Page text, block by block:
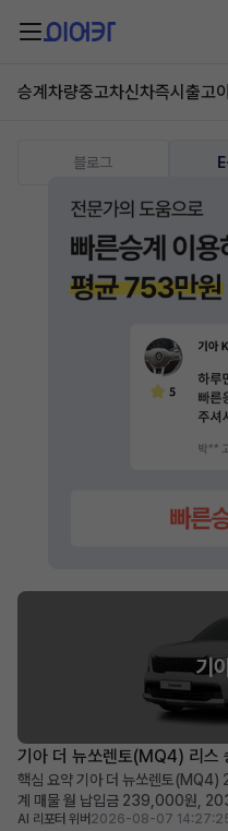
승계차량중고차신차즉시출고
블로그
기
기아 더 뉴쏘렌토(MQ4) 리스
핵심 요약 기아 더 뉴쏘렌토(MQ4)
계 매물 월 납입금 239,000원,
사고, 비흡연, 철저한 관리 이력으로
AI 리포터 위버 2026-08-07